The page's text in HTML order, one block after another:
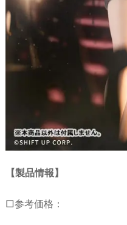
【製品情報】
□参考価格：